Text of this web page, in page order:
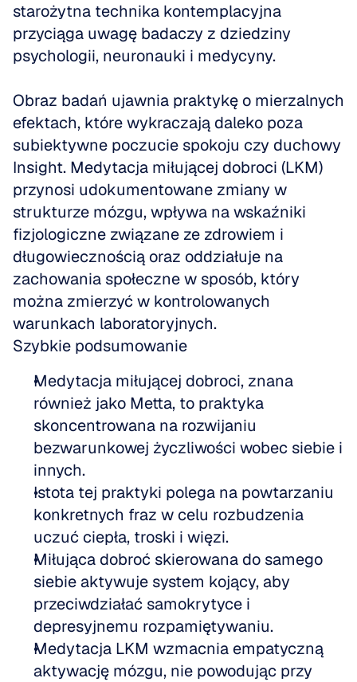
starożytna technika kontemplacyjna
przyciąga uwagę badaczy z dziedziny
psychologii, neuronauki i medycyny.
Obraz badań ujawnia praktykę o mierzalnych
efektach, które wykraczają daleko poza
subiektywne poczucie spokoju czy duchowy
Insight. Medytacja miłującej dobroci (LKM)
przynosi udokumentowane zmiany w
strukturze mózgu, wpływa na wskaźniki
fizjologiczne związane ze zdrowiem i
długowiecznością oraz oddziałuje na
zachowania społeczne w sposób, który
można zmierzyć w kontrolowanych
warunkach laboratoryjnych.
Szybkie podsumowanie
Medytacja miłującej dobroci, znana
również jako Metta, to praktyka
skoncentrowana na rozwijaniu
bezwarunkowej życzliwości wobec siebie i
innych.
Istota tej praktyki polega na powtarzaniu
konkretnych fraz w celu rozbudzenia
uczuć ciepła, troski i więzi.
Miłująca dobroć skierowana do samego
siebie aktywuje system kojący, aby
przeciwdziałać samokrytyce i
depresyjnemu rozpamiętywaniu.
Medytacja LKM wzmacnia empatyczną
aktywację mózgu, nie powodując przy